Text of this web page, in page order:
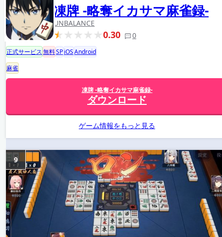
凍牌 -略奪イカサマ麻雀録-
UNBALANCE
0.30 0
正式サービス無料SPiOSAndroid
麻雀
凍牌 -略奪イカサマ麻雀録-
ダウンロード
ゲーム情報をもっと見る
9